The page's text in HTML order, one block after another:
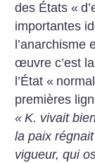
des États «
importantes
œuvre c’est
l’État « normal
premières
« K. vivait
la paix
vigueur, qui